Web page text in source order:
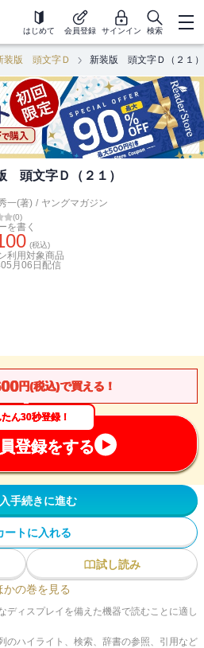
はじめて 会員登録 サインイン 検索
装版 頭文字Ｄ 新装版 頭文字Ｄ（２１）
頭文字Ｄ（２１）
一(著) / ヤングマガジン
(0)
を書く
(税込)
利用対象商品
月06日 配信
円(税込)で買える！
ん30秒登録！
登録をする
手続きに進む
ートに入れる
試し読み
かの巻を見る
ィスプレイを備えた機器で読むことに適し
のハイライト、検索、辞書の参照、引用など